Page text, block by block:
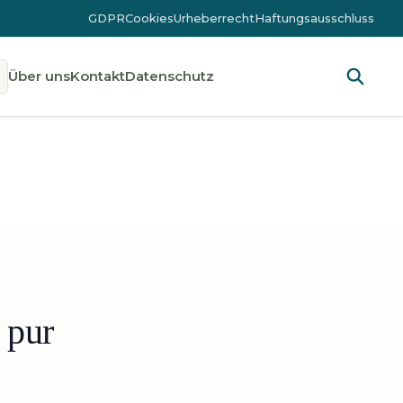
GDPRCookiesUrheberrechtHaftungsausschluss
Über unsKontaktDatenschutz